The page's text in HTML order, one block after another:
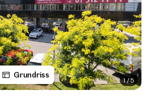
Grundriss
1/5
Anrede
Bitte wählen
Titel(optional)
Rückruf vereinbaren